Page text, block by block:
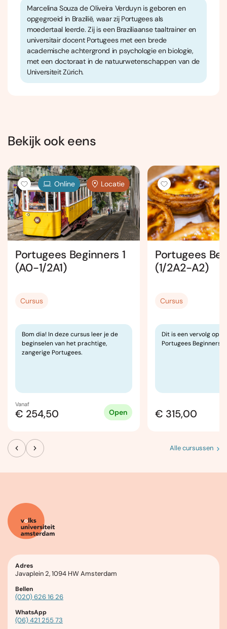
Marcelina Souza de Oliveira Verduyn is geboren en
opgegroeid in Brazilië, waar zij Portugees als
moedertaal leerde. Zij is een Braziliaanse taaltrainer en
universitair docent Portugees met een brede
academische achtergrond in psychologie en biologie,
met een doctoraat in de natuurwetenschappen van de
Universiteit Zürich.
Bekijk ook eens
Online Locatie
Portugees Beginners 1
(A0-1/2A1)
Cursus
Bom dia! In deze cursus leer je de
beginselen van het prachtige,
zangerige Portugees.
Vanaf
€ 254,50 Open
Portugees
(1/2A2-A2)
Cursus
Dit is een vervolg op
Portugees Beginners 3
€ 315,00
Alle cursussen
Adres
Javaplein 2, 1094 HW Amsterdam
Bellen
(020) 626 16 26
WhatsApp
(06) 421 255 73